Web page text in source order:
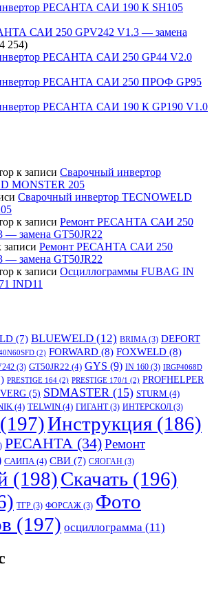
РЕСАНТА САИ 190 К SH105
САИ 250 GPV242 V1.3 — замена
254)
РЕСАНТА САИ 250 GP44 V2.0
РЕСАНТА САИ 250 ПРОФ GP95
РЕСАНТА САИ 190 К GP190 V1.0
к записи Сварочный инвертор
MONSTER 205
Сварочный инвертор TECNOWELD
к записи Ремонт РЕСАНТА САИ 250
— замена GT50JR22
записи Ремонт РЕСАНТА САИ 250
— замена GT50JR22
к записи Осциллограммы FUBAG IN
IND11
(7) BLUEWELD (12) BRIMA (3) DEFORT
(2) FORWARD (8) FOXWELD (8)
(3) GT50JR22 (4) GYS (9) IN 160 (3) IRGP4068D
PRESTIGE 164 (2) PRESTIGE 170/1 (2) PROFHELPER
(5) SDMASTER (15) STURM (4)
(4) TELWIN (4) ГИГАНТ(3) ИНТЕРСКОЛ (3)
(197)Инструкция (186)
РЕСАНТА (34)Ремонт
САИПА (4) СВИ (7) СЯОГАН (3)
(198)Скачать (196)
ТГР (3) ФОРСАЖ (3) Фото
(197) осциллограмма (11)